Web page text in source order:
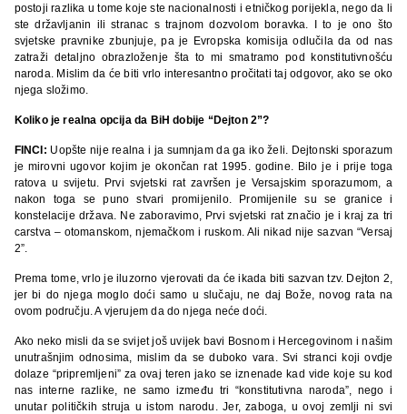
postoji razlika u tome koje ste nacionalnosti i etničkog porijekla, nego da li
ste državljanin ili stranac s trajnom dozvolom boravka. I to je ono što
svjetske pravnike zbunjuje, pa je Evropska komisija odlučila da od nas
zatraži detaljno obrazloženje šta to mi smatramo pod konstitutivnošću
naroda. Mislim da će biti vrlo interesantno pročitati taj odgovor, ako se oko
njega složimo.
Koliko je realna opcija da BiH dobije “Dejton 2”?
FINCI: Uopšte nije realna i ja sumnjam da ga iko želi. Dejtonski sporazum
je mirovni ugovor kojim je okončan rat 1995. godine. Bilo je i prije toga
ratova u svijetu. Prvi svjetski rat završen je Versajskim sporazumom, a
nakon toga se puno stvari promijenilo. Promijenile su se granice i
konstelacije država. Ne zaboravimo, Prvi svjetski rat značio je i kraj za tri
carstva – otomanskom, njemačkom i ruskom. Ali nikad nije sazvan “Versaj
2”.
Prema tome, vrlo je iluzorno vjerovati da će ikada biti sazvan tzv. Dejton 2,
jer bi do njega moglo doći samo u slučaju, ne daj Bože, novog rata na
ovom području. A vjerujem da do njega neće doći.
Ako neko misli da se svijet još uvijek bavi Bosnom i Hercegovinom i našim
unutrašnjim odnosima, mislim da se duboko vara. Svi stranci koji ovdje
dolaze “pripremljeni” za ovaj teren jako se iznenade kad vide koje su kod
nas interne razlike, ne samo između tri “konstitutivna naroda”, nego i
unutar političkih struja u istom narodu. Jer, zaboga, u ovoj zemlji ni svi